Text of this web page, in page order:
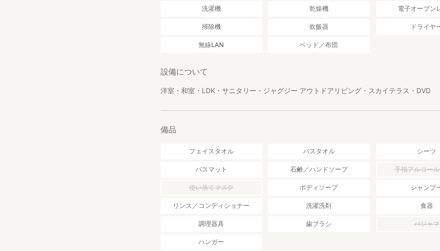
洗濯機 乾燥機 電子オーブン
掃除機 炊飯器 ドライヤ
無線LAN ベッド／布団
設備について
洋室・和室・LDK・サニタリー・ジャグジー アウトドアリビング・スカイテラス・DVD
備品
フェイスタオル バスタオル シーツ
バスマット 石鹸／ハンドソープ 手指アルコー
使い捨てマスク ボディソープ シャンプ
リンス／コンディショナー 洗濯洗剤 食器
調理器具 歯ブラシ パジャマ
ハンガー